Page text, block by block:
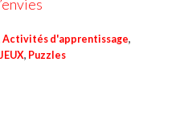
Activités d'apprentissage,
, Puzzles